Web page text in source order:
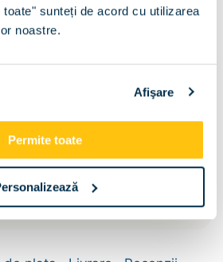
sunteți de acord cu utilizarea
noastre.
Afişare
Permite toate